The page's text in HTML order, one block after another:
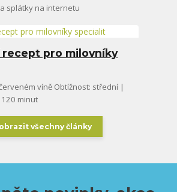
splátky na internetu
recept pro milovníky
víně Obtížnost: střední |
120 minut
všechny články